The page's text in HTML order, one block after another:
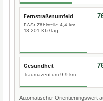
Fernstraßenumfeld
BASt-Zählstelle 4,4 km,
13.201 Kfz/Tag
Gesundheit
Traumazentrum 9,9 km
Automatischer Orientierungswert